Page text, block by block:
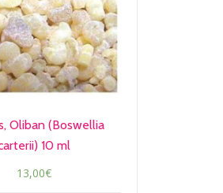
Oliban (Boswellia
10 ml
13,00€